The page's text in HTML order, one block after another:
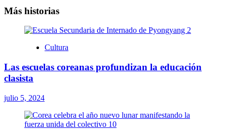
Más historias
Cultura
Las escuelas coreanas profundizan la educación
clasista
julio 5, 2024